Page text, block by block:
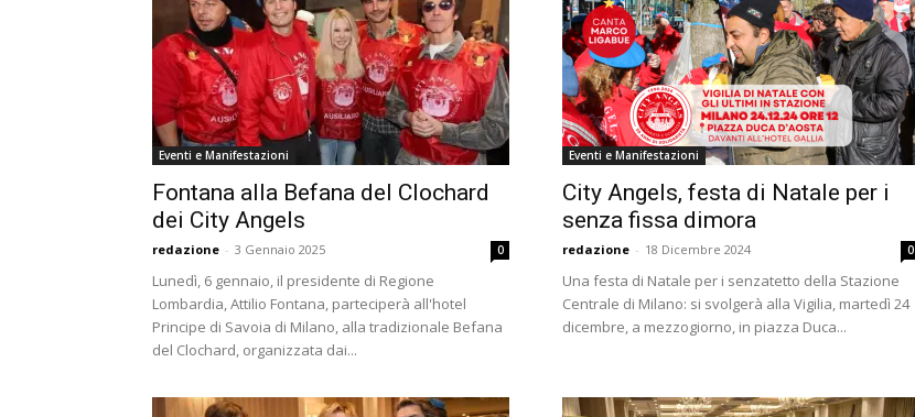
Eventi e Manifestazioni
Fontana alla Befana del Clochard
dei City Angels
redazione - 3 Gennaio 2025 0
Lunedì, 6 gennaio, il presidente di Regione
Lombardia, Attilio Fontana, parteciperà all'hotel
Principe di Savoia di Milano, alla tradizionale Befana
del Clochard, organizzata dai...
Eventi e Manifestazioni
City Angels, festa di Natale per i
senza fissa dimora
redazione - 18 Dicembre 2024 0
Una festa di Natale per i senzatetto della Stazione
Centrale di Milano: si svolgerà alla Vigilia, martedì 24
dicembre, a mezzogiorno, in piazza Duca...